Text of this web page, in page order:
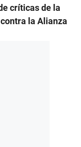
críticas de la
la Alianza